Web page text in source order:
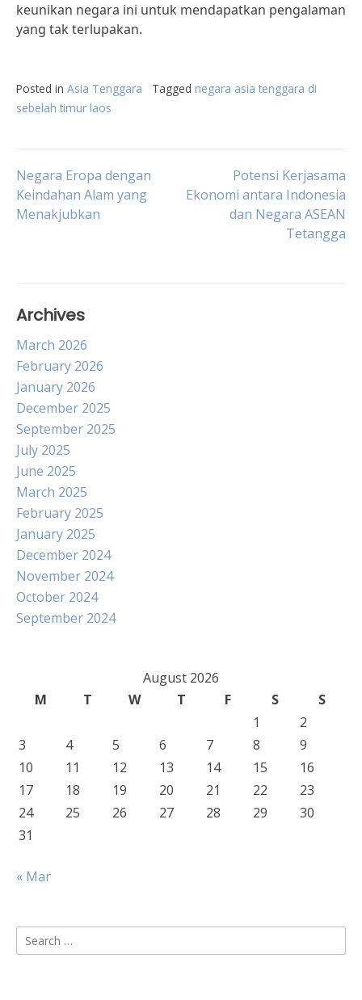
keunikan negara ini untuk mendapatkan pengalaman
yang tak terlupakan.
Posted in Asia Tenggara Tagged negara asia tenggara di
sebelah timur laos
Post
navigation
Negara Eropa dengan
Keindahan Alam yang
Menakjubkan
Potensi Kerjasama
Ekonomi antara Indonesia
dan Negara ASEAN
Tetangga
Archives
March 2026
February 2026
January 2026
December 2025
September 2025
July 2025
June 2025
March 2025
February 2025
January 2025
December 2024
November 2024
October 2024
September 2024
August 2026
M
T W T F S
S
1
2
3
4 5 6 7 8
9
10
11 12 13 14 15
16
17
18 19 20 21 22
23
24
25 26 27 28 29
30
31
« Mar
Search
for: